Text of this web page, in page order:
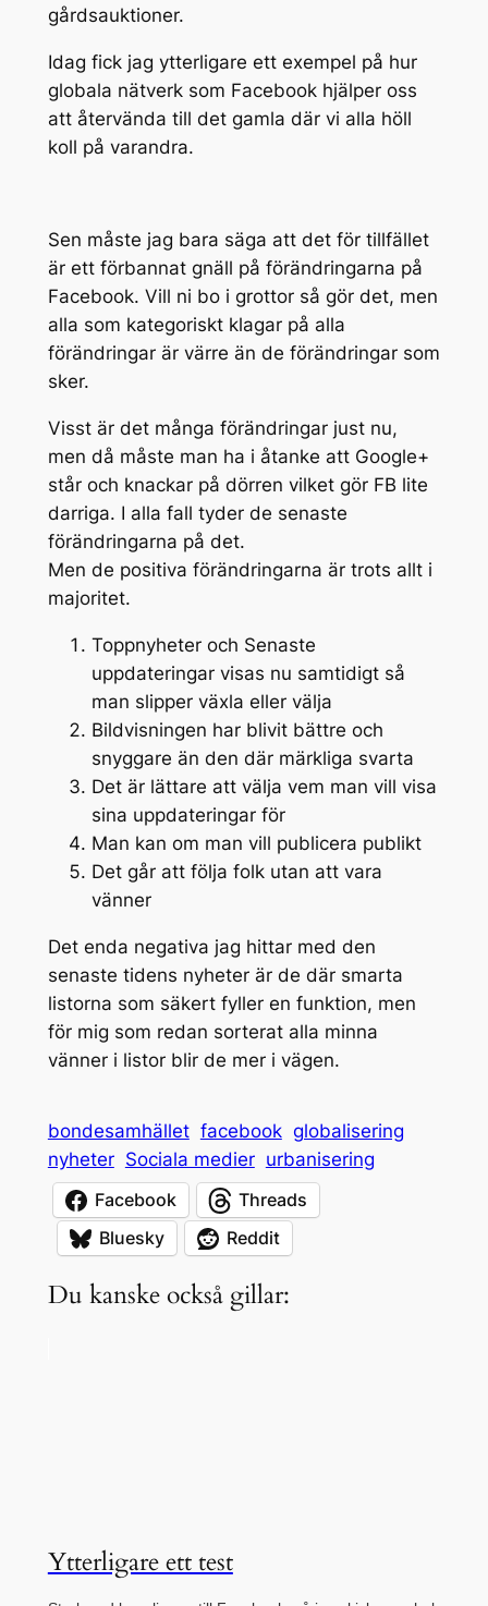
gårdsauktioner.
Idag fick jag ytterligare ett exempel på hur
globala nätverk som Facebook hjälper oss
att återvända till det gamla där vi alla höll
koll på varandra.
Sen måste jag bara säga att det för tillfället
är ett förbannat gnäll på förändringarna på
Facebook. Vill ni bo i grottor så gör det, men
alla som kategoriskt klagar på alla
förändringar är värre än de förändringar som
sker.
Visst är det många förändringar just nu,
men då måste man ha i åtanke att Google+
står och knackar på dörren vilket gör FB lite
darriga. I alla fall tyder de senaste
förändringarna på det.
Men de positiva förändringarna är trots allt i
majoritet.
Toppnyheter och Senaste
uppdateringar visas nu samtidigt så
man slipper växla eller välja
Bildvisningen har blivit bättre och
snyggare än den där märkliga svarta
Det är lättare att välja vem man vill visa
sina uppdateringar för
Man kan om man vill publicera publikt
Det går att följa folk utan att vara
vänner
Det enda negativa jag hittar med den
senaste tidens nyheter är de där smarta
listorna som säkert fyller en funktion, men
för mig som redan sorterat alla minna
vänner i listor blir de mer i vägen.
bondesamhället facebook globalisering
nyheter Sociala medier urbanisering
Facebook
Threads
Bluesky
Reddit
Du kanske också gillar:
Ytterligare ett test